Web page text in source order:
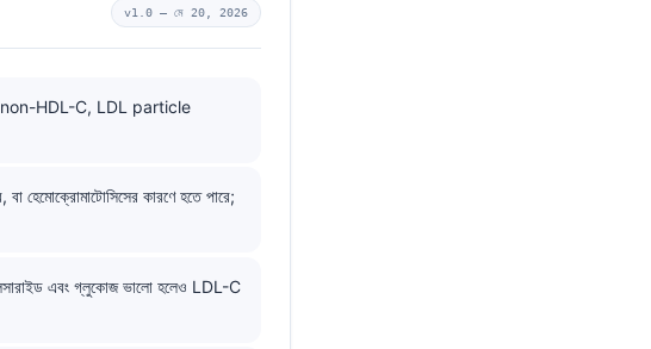
v1.0 — মে 20, 2026
non-HDL-C, LDL particle
হেমোক্রোমাটোসিসের কারণে হতে পারে;
এবং গ্লুকোজ ভালো হলেও LDL-C